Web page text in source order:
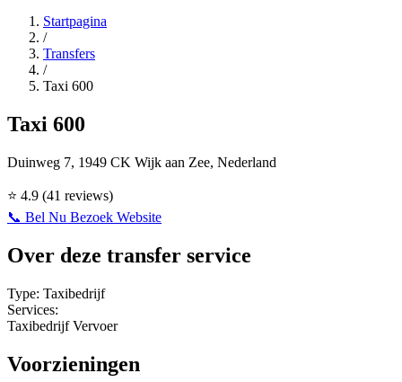
Startpagina
/
Transfers
/
Taxi 600
Taxi 600
Duinweg 7, 1949 CK Wijk aan Zee, Nederland
⭐ 4.9 (41 reviews)
📞 Bel Nu Bezoek Website
Over deze transfer service
Type: Taxibedrijf
Services:
TaxibedrijfVervoer
Voorzieningen